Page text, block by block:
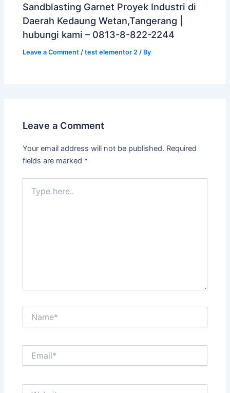
Sandblasting Garnet Proyek Industri di
Daerah Kedaung Wetan,Tangerang |
hubungi kami – 0813-8-822-2244
Leave a Comment /test elementor 2 / By
Leave a Comment
Your email address will not be published. Required
fields are marked *
here..